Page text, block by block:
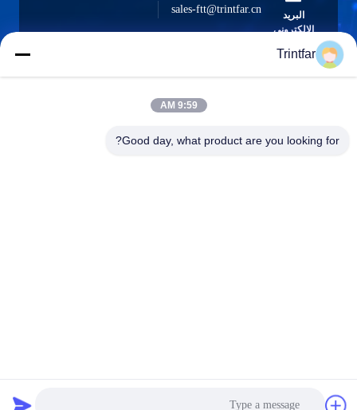
البريد
الإلكتروني
sales-ftt@trintfar.cn
Trintfar
9:59 AM
Good day, what product are you looking for?